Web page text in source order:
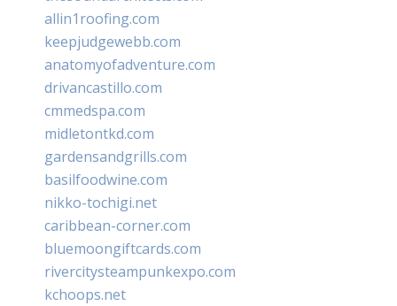
allin1roofing.com
keepjudgewebb.com
anatomyofadventure.com
drivancastillo.com
cmmedspa.com
midletontkd.com
gardensandgrills.com
basilfoodwine.com
nikko-tochigi.net
caribbean-corner.com
bluemoongiftcards.com
rivercitysteampunkexpo.com
kchoops.net